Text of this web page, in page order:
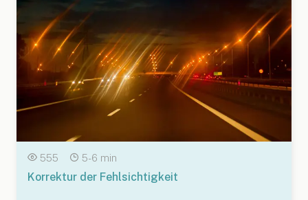
555 5-6 min
Korrektur der Fehlsichtigkeit